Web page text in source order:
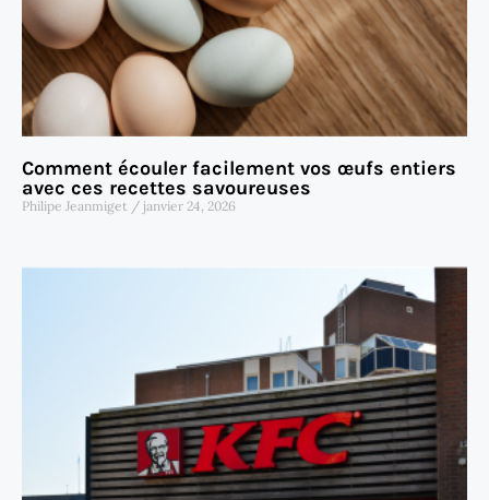
Comment écouler facilement vos œufs entiers
avec ces recettes savoureuses
Philipe Jeanmiget janvier 24, 2026